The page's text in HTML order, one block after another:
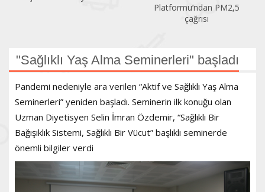
ihtiyaç artıyor
"Sağlıklı Yaş Alma Seminerleri" başladı
Pandemi nedeniyle ara verilen “Aktif ve Sağlıklı Yaş Alma
Seminerleri” yeniden başladı. Seminerin ilk konuğu olan
Uzman Diyetisyen Selin İmran Özdemir, “Sağlıklı Bir
Bağışıklık Sistemi, Sağlıklı Bir Vücut” başlıklı seminerde
önemli bilgiler verdi